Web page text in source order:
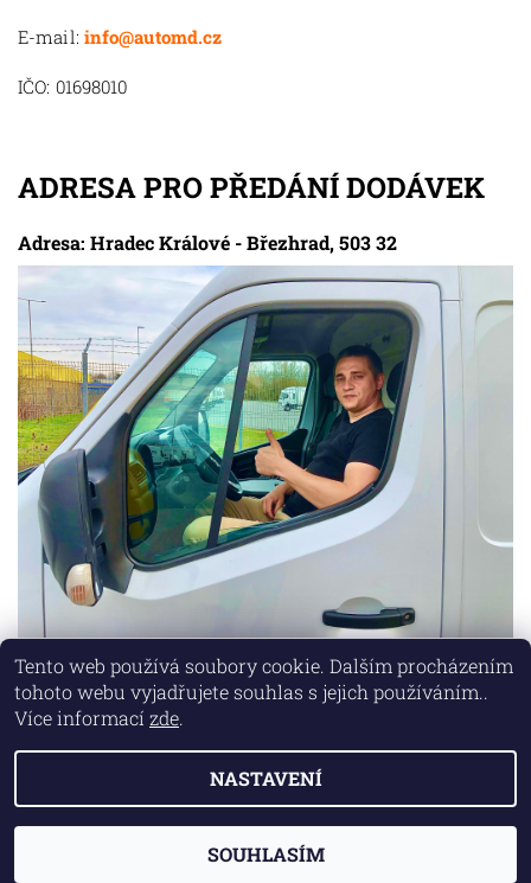
E-mail: info@automd.cz
IČO: 01698010
ADRESA PRO PŘEDÁNÍ DODÁVEK
Adresa: Hradec Králové - Březhrad, 503 32
Lokality Marketing zajišťuje společnost X-VISION
2026 © AUTO MD, všechna práva vyhrazena
Vytvořil Shoptet
Tento web používá soubory cookie. Dalším procházením
tohoto webu vyjadřujete souhlas s jejich používáním..
Více informací zde.
NASTAVENÍ
SOUHLASÍM